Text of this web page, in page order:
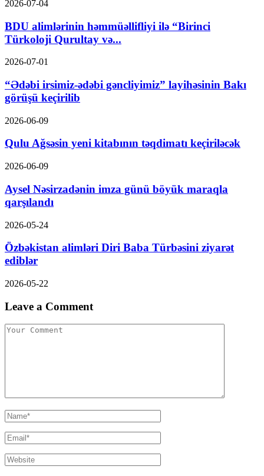
2026-07-04
BDU alimlərinin həmmüəllifliyi ilə “Birinci
Türkoloji Qurultay və...
2026-07-01
“Ədəbi irsimiz-ədəbi gəncliyimiz” layihəsinin Bakı
görüşü keçirilib
2026-06-09
Qulu Ağsəsin yeni kitabının təqdimatı keçiriləcək
2026-06-09
Aysel Nəsirzadənin imza günü böyük maraqla
qarşılandı
2026-05-24
Özbəkistan alimləri Diri Baba Türbəsini ziyarət
ediblər
2026-05-22
Leave a Comment